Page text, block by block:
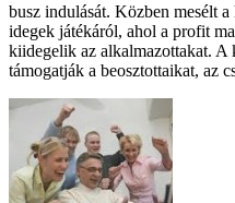
busz indulását. Közben mesélt
idegek játékáról, ahol a profit
kiidegelik az alkalmazottakat. A
támogatják a beosztottaikat, az